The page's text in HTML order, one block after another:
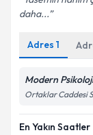
daha...
Adres 1
Modern
Ortaklar Caddesi
En Yakın Saatler